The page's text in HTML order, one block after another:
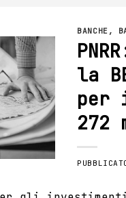
BANCHE ,
la
per
272